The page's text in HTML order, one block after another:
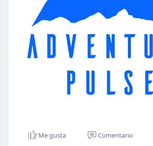
Me gusta Comentario